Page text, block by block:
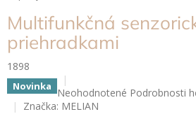
Detská
izba
Senzorické
pomôcky
Multifunkčná
priehradkami
1898
Novinka Priemerné
hodnotenie
Neohodnotené Podrobnosti
Značka: MELIAN